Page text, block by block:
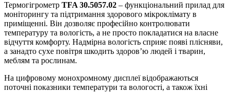
Термогігрометр TFA 30.5057.02 – функціональний прилад для
моніторингу та підтримання здорового мікроклімату в
приміщенні. Він дозволяє професійно контролювати
температуру та вологість, а не просто покладатися на власне
відчуття комфорту. Надмірна вологість сприяє появі плісняви,
а занадто сухе повітря шкодить здоров’ю людей і тварин,
меблям та рослинам.
На цифровому монохромному дисплеї відображаються
поточні показники температури та вологості, а також їхні